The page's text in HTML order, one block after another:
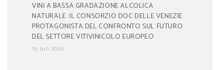
VINI A BASSA GRADAZIONE ALCOLICA
NATURALE: IL CONSORZIO DOC DELLE VENEZIE
PROTAGONISTA DEL CONFRONTO SUL FUTURO
DEL SETTORE VITIVINICOLO EUROPEO
15, Jun 2026